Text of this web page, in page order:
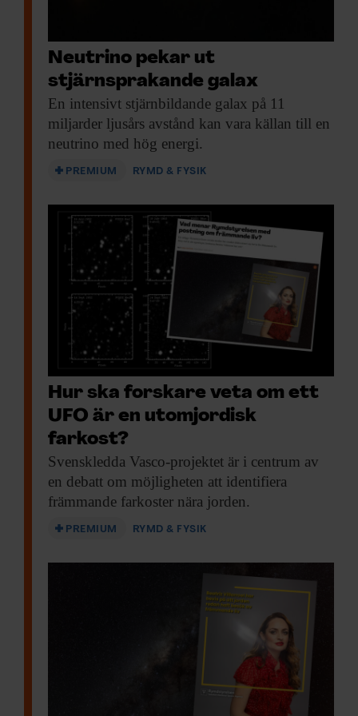
Neutrino pekar ut
stjärnsprakande galax
En intensivt stjärnbildande galax på 11
miljarder ljusårs avstånd kan vara källan till en
neutrino med hög energi.
PREMIUM RYMD & FYSIK
Hur ska forskare veta om ett
UFO är en utomjordisk
farkost?
Svenskledda Vasco-projektet är i centrum av
en debatt om möjligheten att identifiera
främmande farkoster nära jorden.
PREMIUM RYMD & FYSIK